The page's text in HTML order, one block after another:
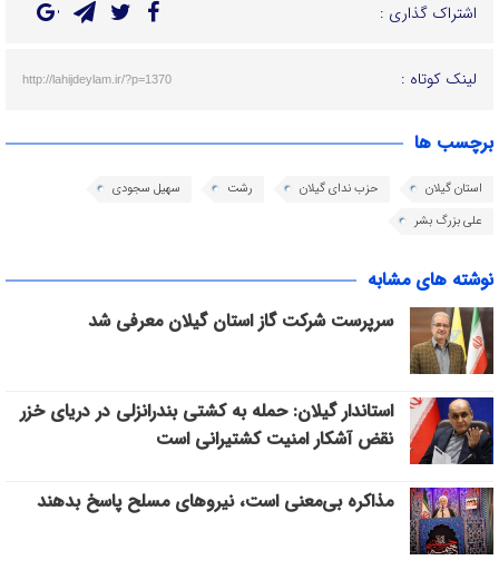
اشتراک گذاری :
لینک کوتاه : http://lahijdeylam.ir/?p=1370
برچسب ها
استان گیلان حزب ندای گیلان رشت
سهیل سجودی
علی بزرگ بشر
نوشته های مشابه
سرپرست شرکت گاز استان گیلان معرفی شد
استاندار گیلان: حمله به کشتی بندرانزلی در دریای خزر
نقض آشکار امنیت کشتیرانی است
مذاکره بی‌معنی است، نیروهای مسلح پاسخ بدهند